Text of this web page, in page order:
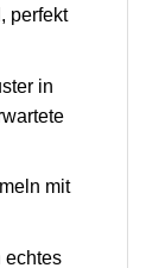
perfekt
in
mit
echtes